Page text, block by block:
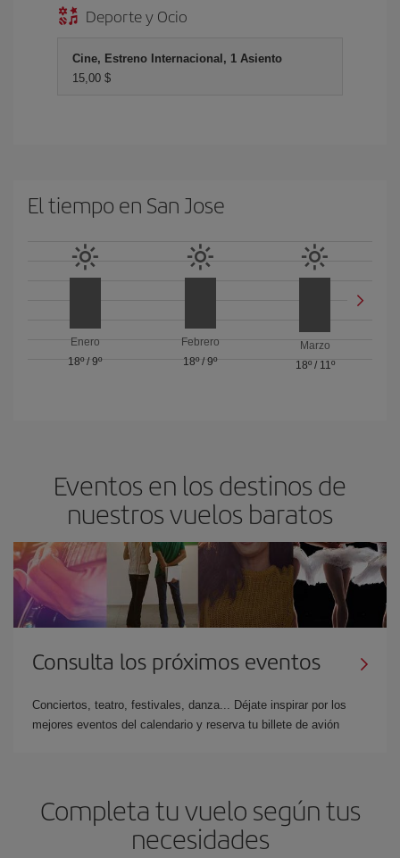
Deporte y Ocio
Cine, Estreno Internacional, 1 Asiento
15,00 $
El tiempo en San Jose
Enero
18º/9º
Febrero
18º/ 9º
Marzo
18º/ 11º
Eventos en los destinos de
nuestros vuelos baratos
Consulta los próximos eventos
Conciertos, teatro, festivales, danza... Déjate inspirar por los
mejores eventos del calendario y reserva tu billete de avión
Completa tu vuelo según tus
necesidades